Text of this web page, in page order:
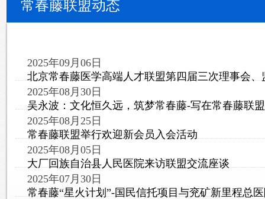
常春藤联盟动态
2025年09月06日
北京常春藤医学高端人才联盟第四届三次理事会
2025年08月30日
吴永波：文化恒久远，筑梦常春藤-写在常春藤联
2025年08月25日
常春藤联盟举行欢迎新会员入会活动
2025年08月05日
大厂回族自治县人民医院来访联盟交流座谈
2025年07月30日
常春藤“星火计划”-国民信托项目与兖矿新里程总